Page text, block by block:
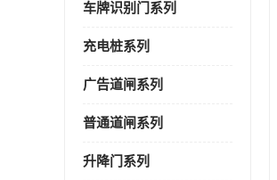
车牌识别门系列
充电桩系列
广告道闸系列
普通道闸系列
升降门系列